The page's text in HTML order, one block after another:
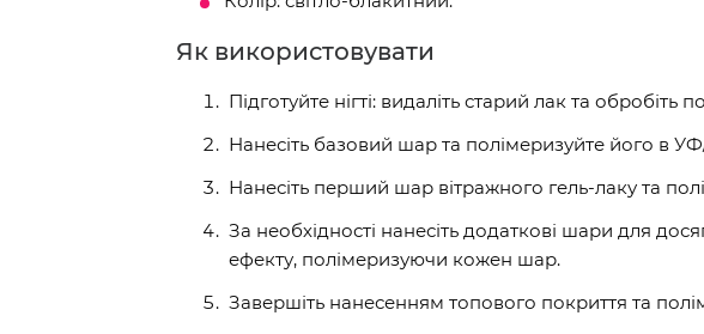
Як використовувати
Підготуйте нігті: видаліть старий лак та
Нанесіть базовий шар та полімеризуйте його в
Нанесіть перший шар вітражного гель-лаку та
За необхідності нанесіть додаткові шари для
ефекту, полімеризуючи кожен шар.
Завершіть нанесенням топового покриття та